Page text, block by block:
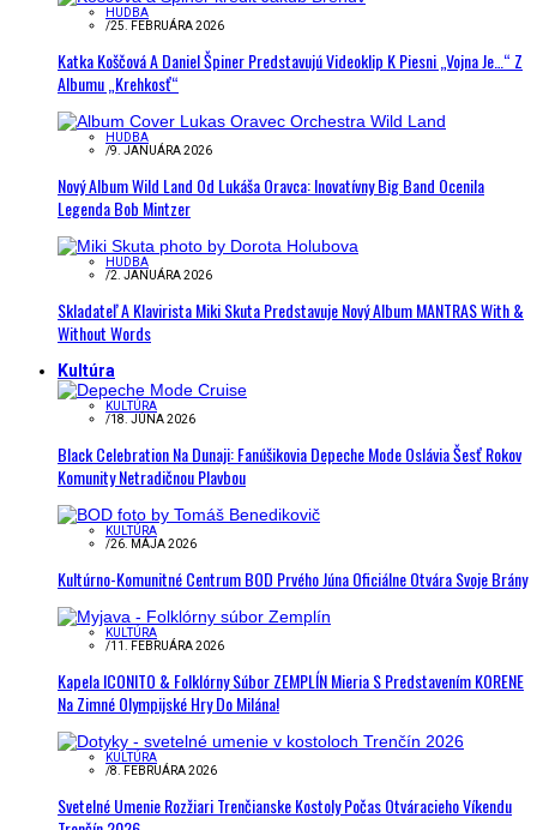
HUDBA
/25. FEBRUÁRA 2026
Katka Koščová A Daniel Špiner Predstavujú Videoklip K Piesni „Vojna Je…“ Z
Albumu „Krehkosť“
HUDBA
/9. JANUÁRA 2026
Nový Album Wild Land Od Lukáša Oravca: Inovatívny Big Band Ocenila
Legenda Bob Mintzer
HUDBA
/2. JANUÁRA 2026
Skladateľ A Klavirista Miki Skuta Predstavuje Nový Album MANTRAS With &
Without Words
Kultúra
KULTÚRA
/18. JÚNA 2026
Black Celebration Na Dunaji: Fanúšikovia Depeche Mode Oslávia Šesť Rokov
Komunity Netradičnou Plavbou
KULTÚRA
/26. MÁJA 2026
Kultúrno-Komunitné Centrum BOD Prvého Júna Oficiálne Otvára Svoje Brány
KULTÚRA
/11. FEBRUÁRA 2026
Kapela ICONITO & Folklórny Súbor ZEMPLÍN Mieria S Predstavením KORENE
Na Zimné Olympijské Hry Do Milána!
KULTÚRA
/8. FEBRUÁRA 2026
Svetelné Umenie Rozžiari Trenčianske Kostoly Počas Otváracieho Víkendu